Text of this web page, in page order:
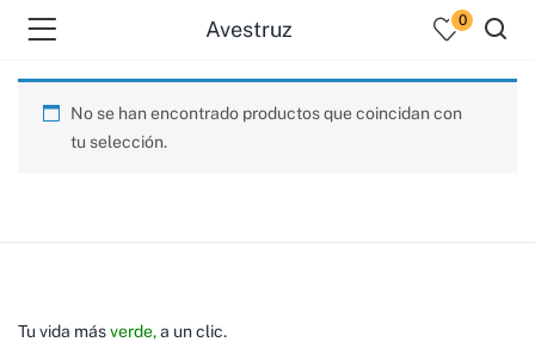
Avestruz 0
No se han encontrado productos que coincidan con
tu selección.
Tu vida másverde,a un clic.